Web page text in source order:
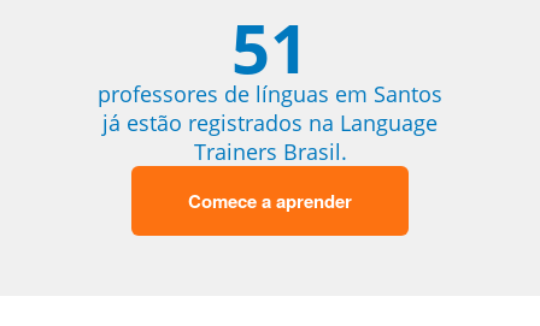
51
professores de línguas em Santos
já estão registrados na Language
Trainers Brasil.
Comece a aprender